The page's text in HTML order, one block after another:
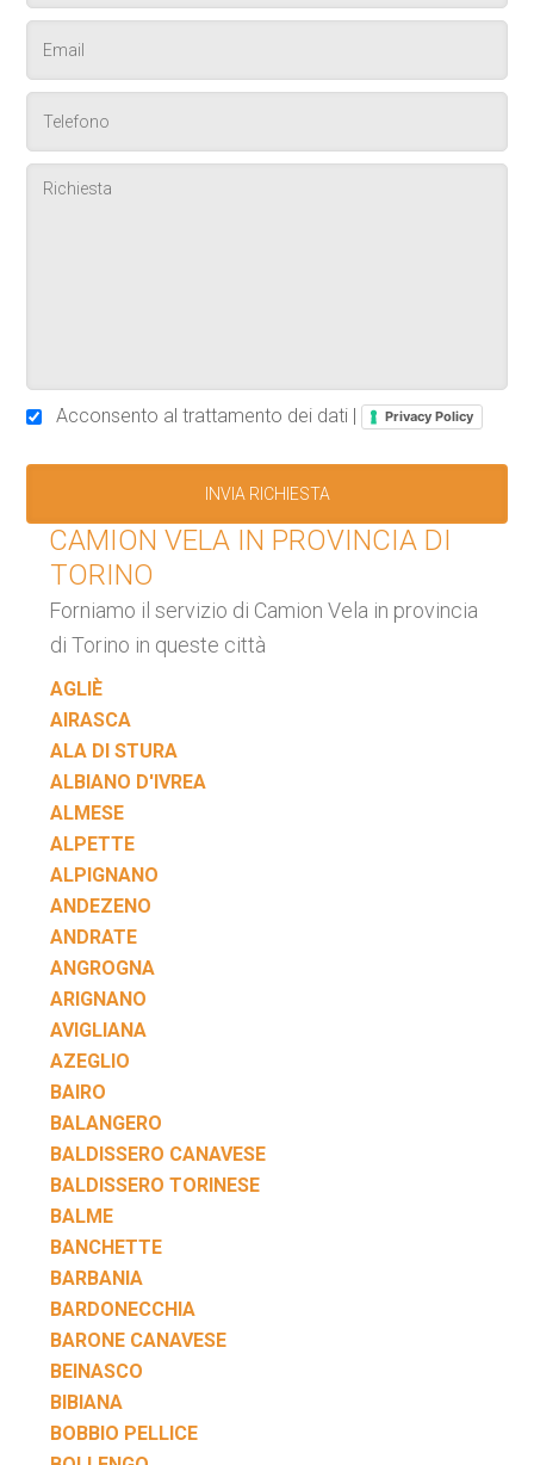
Acconsento al trattamento dei dati | Privacy Policy
CAMION VELA IN PROVINCIA DI
TORINO
Forniamo il servizio di Camion Vela in provincia
di Torino in queste città
AGLIÈ
AIRASCA
ALA DI STURA
ALBIANO D'IVREA
ALMESE
ALPETTE
ALPIGNANO
ANDEZENO
ANDRATE
ANGROGNA
ARIGNANO
AVIGLIANA
AZEGLIO
BAIRO
BALANGERO
BALDISSERO CANAVESE
BALDISSERO TORINESE
BALME
BANCHETTE
BARBANIA
BARDONECCHIA
BARONE CANAVESE
BEINASCO
BIBIANA
BOBBIO PELLICE